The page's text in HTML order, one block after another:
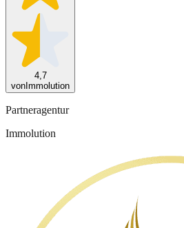
4,7
von Immolution
Partneragentur
Immolution